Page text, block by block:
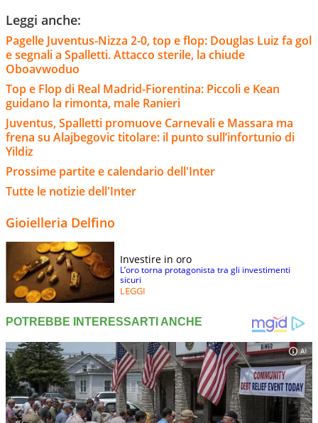
Leggi anche:
Pagelle Juventus-Nizza 2-0, top e flop: Douglas Luiz fa gol
e segnali a Spalletti. Attacco sterile, la chiude
Oboavwoduo
Top e Flop di Real Madrid-Fiorentina: Piccoli e Kean
guidano la rimonta, male Ranieri
Juventus, Spalletti promuove Carnevali e Massara ma
frena su Alajbegovic titolare: il punto sull’infortunio di
Yildiz
Prossime partite e calendario dell'Inter
Tutte le notizie dell'Inter
Gioielleria Delfino
Investire in oro
L’oro torna protagonista tra gli investimenti
sicuri
LEGGI